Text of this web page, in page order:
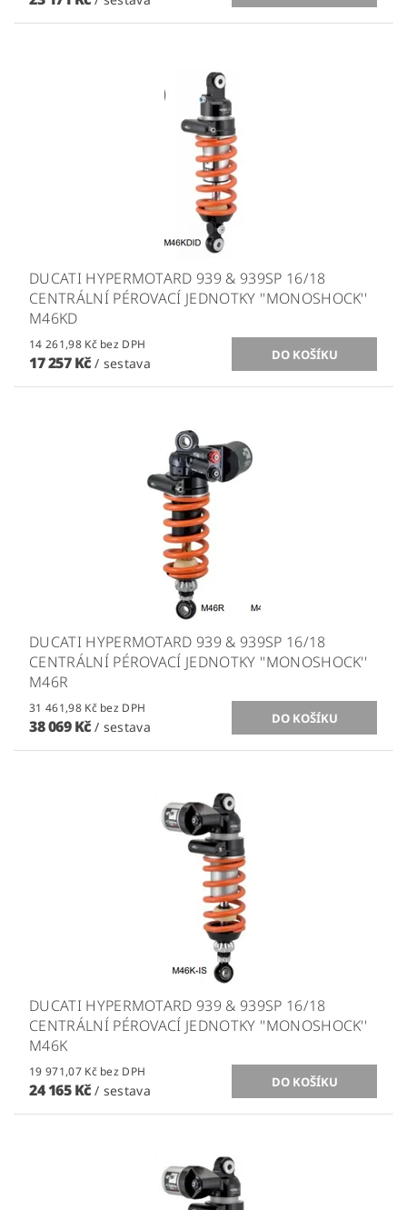
DUCATI HYPERMOTARD 939 & 939SP 16/18
CENTRÁLNÍ PÉROVACÍ JEDNOTKY ''MONOSHOCK''
M46KD
14 261,98 Kč bez DPH
17 257 Kč/ sestava
DUCATI HYPERMOTARD 939 & 939SP 16/18
CENTRÁLNÍ PÉROVACÍ JEDNOTKY ''MONOSHOCK''
M46R
31 461,98 Kč bez DPH
38 069 Kč/ sestava
DUCATI HYPERMOTARD 939 & 939SP 16/18
CENTRÁLNÍ PÉROVACÍ JEDNOTKY ''MONOSHOCK''
M46K
19 971,07 Kč bez DPH
24 165 Kč/ sestava